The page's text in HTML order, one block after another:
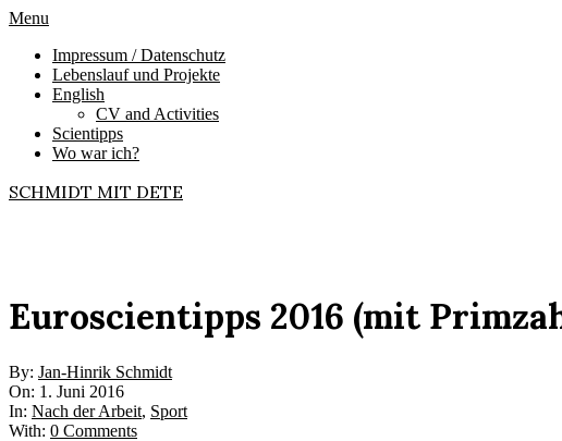
Skip
content
Primary
Menu
Menu
Impressum / Datenschutz
Lebenslauf und Projekte
English
CV and Activities
Scientipps
Wo war ich?
SCHMIDT MIT DETE
Euroscientipps 2016 (mit
By: Jan-Hinrik Schmidt
On: 1. Juni 2016
In: Nach der Arbeit, Sport
With: 0 Comments